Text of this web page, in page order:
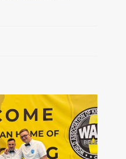
Team der